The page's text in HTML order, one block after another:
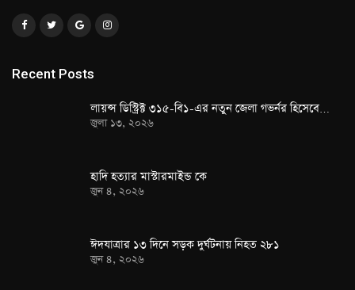
Recent Posts
লায়ন্স ডিস্ট্রিক্ট ৩১৫-বি১-এর নতুন জেলা গভর্নর হিসেবে…
জুলা ১৩, ২০২৬
হাদি হত্যার মাস্টারমাইন্ড কে
জুন ৪, ২০২৬
ঈদযাত্রার ১৩ দিনে সড়ক দুর্ঘটনায় নিহত ২৮১
জুন ৪, ২০২৬